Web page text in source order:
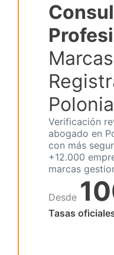
Marcas
Polonia
Verificación
abogado en
con más
+12.000
marcas
Desde
Tasas